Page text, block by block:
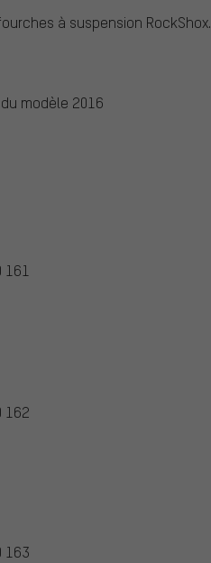
à suspension RockShox.
modèle 2016
161
162
163